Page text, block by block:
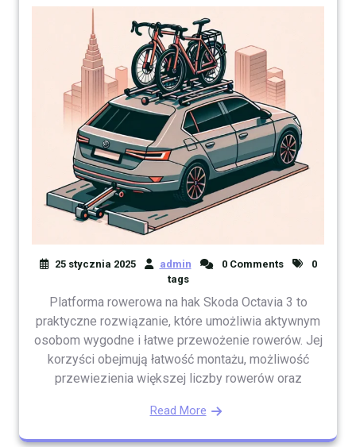
25 stycznia 2025 admin 0 Comments
0
tags
Platforma rowerowa na hak Skoda Octavia 3 to
praktyczne rozwiązanie, które umożliwia aktywnym
osobom wygodne i łatwe przewożenie rowerów. Jej
korzyści obejmują łatwość montażu, możliwość
przewiezienia większej liczby rowerów oraz
Read More